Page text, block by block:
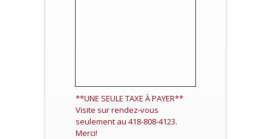
**UNE SEULE TAXE À PAYER**
Visite sur rendez-vous
seulement au 418-808-4123.
Merci!